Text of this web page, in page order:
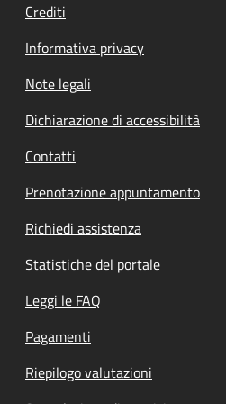
Crediti
Informativa privacy
Note legali
Dichiarazione di accessibilità
Contatti
Prenotazione appuntamento
Richiedi assistenza
Statistiche del portale
Leggi le FAQ
Pagamenti
Riepilogo valutazioni